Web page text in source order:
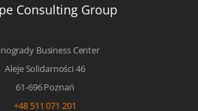
Consulting Group
Business Center
Aleje Solidarności 46
61-696 Poznań
+48 511 071 201